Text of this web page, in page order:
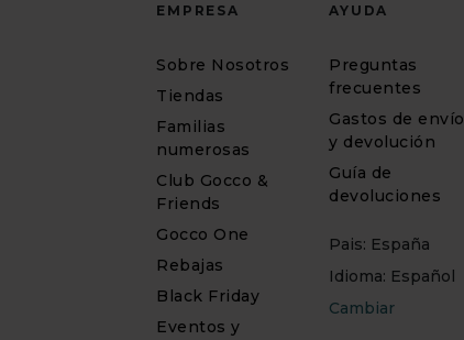
EMPRESA
Sobre Nosotros
Tiendas
Familias
numerosas
Club Gocco &
Friends
Gocco One
Rebajas
Black Friday
Eventos y
AYUDA
Preguntas
frecuentes
Gastos de envío
y devolución
Guía de
devoluciones
Pais: España
Idioma: Español
Cambiar